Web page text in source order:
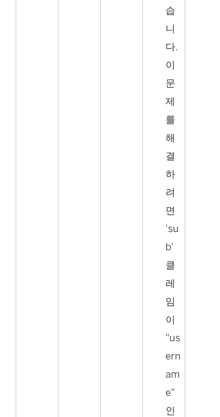
습
니
다.
이
문
제
를
해
결
하
려
면
'su
b'
클
레
임
이
"us
ern
am
e"
인